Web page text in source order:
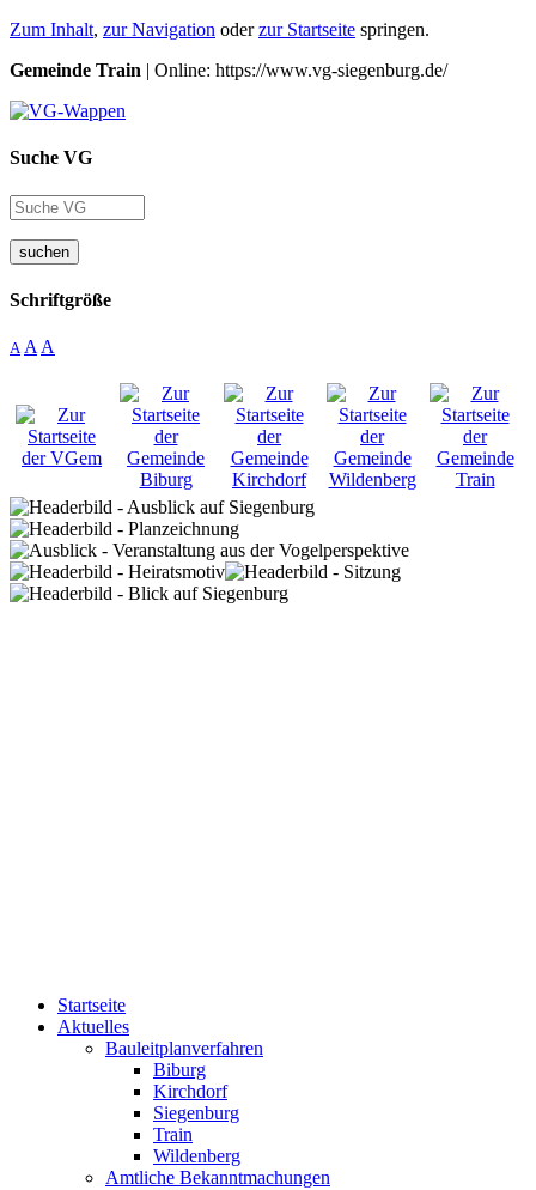
Zum Inhalt, zur Navigation oderzur Startseite springen.
Gemeinde Train | Online: https://www.vg-siegenburg.de/
Suche VG
suchen
Schriftgröße
A A A
Startseite
Aktuelles
Bauleitplanverfahren
Biburg
Kirchdorf
Siegenburg
Train
Wildenberg
Amtliche Bekanntmachungen